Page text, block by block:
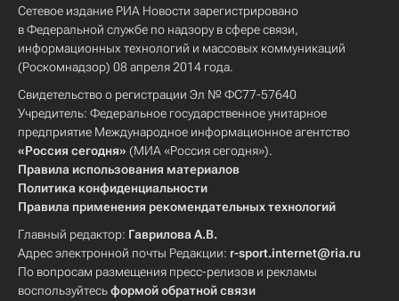
Сетевое издание РИА Новости зарегистрировано
в Федеральной службе по надзору в сфере связи,
информационных технологий и массовых коммуникаций
(Роскомнадзор) 08 апреля 2014 года.
Свидетельство о регистрации Эл № ФС77-57640
Учредитель: Федеральное государственное унитарное
предприятие Международное информационное агентство
«Россия сегодня» (МИА «Россия сегодня»).
Правила использования материалов
Политика конфиденциальности
Правила применения рекомендательных технологий
Главный редактор: Гаврилова А.В.
Адрес электронной почты Редакции: r-sport.internet@ria.ru
По вопросам размещения пресс-релизов и рекламы
воспользуйтесьформой обратной связи